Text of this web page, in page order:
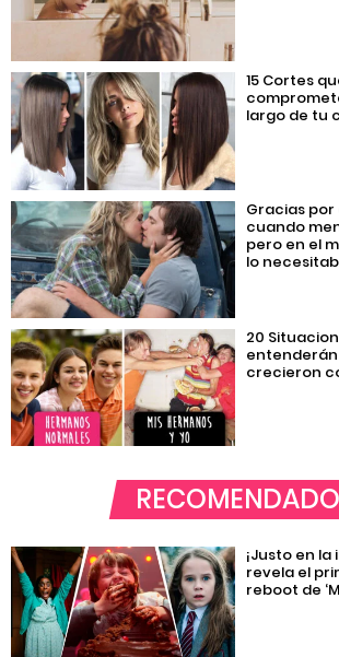
15 Cortes
largo de tu
Gracias
cuando
pero en el
lo
20
crecieron
¡Justo en
revela el
reboot de